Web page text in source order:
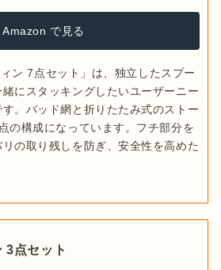
Amazon で見る
ン 7点セット」は、独立したスプー
にスタッキングしたいユーザーニー
。バッド網と折りたたみ式のストー
の構成になっています。フチ部分を
の取り残しを防ぎ、安全性を高めた
3点セット